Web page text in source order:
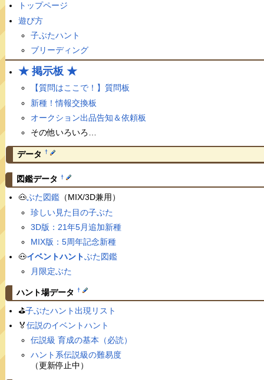
トップページ
遊び方
子ぶたハント
ブリーディング
★ 掲示板 ★
【質問はここで！】質問板
新種！情報交換板
オークション出品告知＆依頼板
その他いろいろ…
データ †
図鑑データ †
🐽ぶた図鑑（MIX/3D兼用）
珍しい見た目の子ぶた
3D版：21年5月追加新種
MIX版：5周年記念新種
🐽イベントハントぶた図鑑
月限定ぶた
ハント場データ †
⛳️子ぶたハント出現リスト
🏅伝説のイベントハント
伝説級 育成の基本（必読）
ハント系伝説級の難易度
（更新停止中）